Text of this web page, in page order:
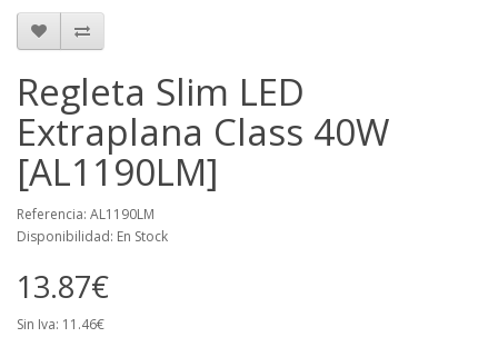
Regleta Slim LED
Extraplana Class 40W
[AL1190LM]
Referencia: AL1190LM
Disponibilidad: En Stock
13.87€
Sin Iva: 11.46€